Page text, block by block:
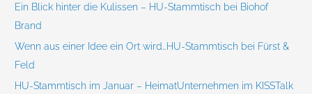
h
:
Ein Blick hinter die Kulissen – HU-Stammtisch bei Biohof
Brand
Wenn aus einer Idee ein Ort wird…HU-Stammtisch bei Fürst &
Feld
HU-Stammtisch im Januar – HeimatUnternehmen im KISSTalk